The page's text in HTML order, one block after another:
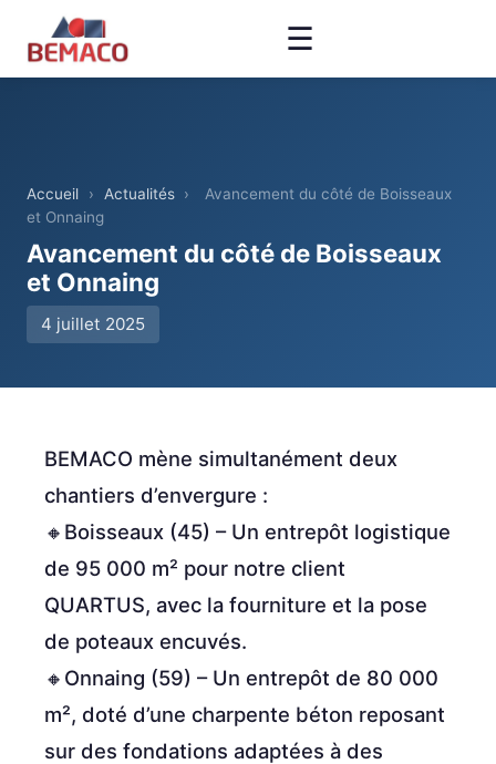
☰
Accueil › Actualités ›
Avancement du côté de Boisseaux
et Onnaing
Avancement du côté de Boisseaux
et Onnaing
4 juillet 2025
BEMACO mène simultanément deux
chantiers d’envergure :
🔸Boisseaux (45) – Un entrepôt logistique
de 95 000 m² pour notre client
QUARTUS, avec la fourniture et la pose
de poteaux encuvés.
🔸Onnaing (59) – Un entrepôt de 80 000
m², doté d’une charpente béton reposant
sur des fondations adaptées à des